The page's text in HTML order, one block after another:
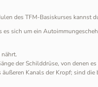
des TFM-Basiskurses kannst
es sich um ein
der Schilddrüse, von denen
Kanals der Kropf; sind die